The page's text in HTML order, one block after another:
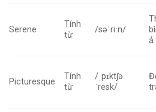
Serene
Tính
từ
/səˈriːn/
ả
Picturesque
Tính
từ
/ˌpɪktʃə
ˈresk/